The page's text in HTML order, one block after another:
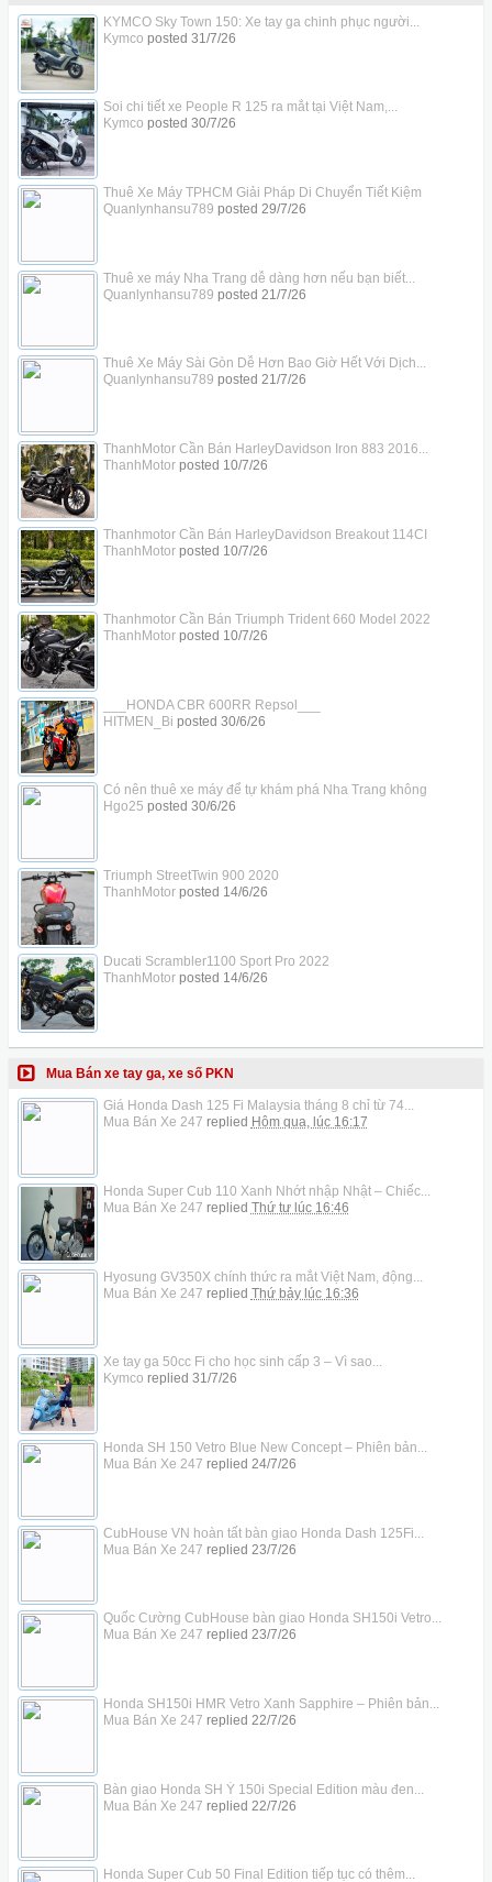
KYMCO Sky Town 150: Xe tay ga chinh phục người...
Kymco posted 31/7/26
Soi chi tiết xe People R 125 ra mắt tại Việt Nam,...
Kymco posted 30/7/26
Thuê Xe Máy TPHCM Giải Pháp Di Chuyển Tiết Kiệm
Quanlynhansu789 posted 29/7/26
Thuê xe máy Nha Trang dễ dàng hơn nếu bạn biết...
Quanlynhansu789 posted 21/7/26
Thuê Xe Máy Sài Gòn Dễ Hơn Bao Giờ Hết Với Dịch...
Quanlynhansu789 posted 21/7/26
ThanhMotor Cần Bán HarleyDavidson Iron 883 2016...
ThanhMotorposted 10/7/26
Thanhmotor Cần Bán HarleyDavidson Breakout 114CI
ThanhMotorposted 10/7/26
Thanhmotor Cần Bán Triumph Trident 660 Model 2022
ThanhMotorposted 10/7/26
___HONDA CBR 600RR Repsol___
HITMEN_Bi posted 30/6/26
Có nên thuê xe máy để tự khám phá Nha Trang không
Hgo25 posted 30/6/26
Triumph StreetTwin 900 2020
ThanhMotorposted 14/6/26
Ducati Scrambler1100 Sport Pro 2022
ThanhMotorposted 14/6/26
Mua Bán xe tay ga, xe số PKN
Giá Honda Dash 125 Fi Malaysia tháng 8 chỉ từ 74...
Mua Bán Xe 247 replied Hôm qua, lúc 16:17
Honda Super Cub 110 Xanh Nhớt nhập Nhật – Chiếc...
Mua Bán Xe 247 replied Thứ tư lúc 16:46
Hyosung GV350X chính thức ra mắt Việt Nam, động...
Mua Bán Xe 247 replied Thứ bảy lúc 16:36
Xe tay ga 50cc Fi cho học sinh cấp 3 – Vì sao...
Kymco replied 31/7/26
Honda SH 150 Vetro Blue New Concept – Phiên bản...
Mua Bán Xe 247 replied 24/7/26
CubHouse VN hoàn tất bàn giao Honda Dash 125Fi...
Mua Bán Xe 247 replied 23/7/26
Quốc Cường CubHouse bàn giao Honda SH150i Vetro...
Mua Bán Xe 247 replied 23/7/26
Honda SH150i HMR Vetro Xanh Sapphire – Phiên bản...
Mua Bán Xe 247 replied 22/7/26
Bàn giao Honda SH Ý 150i Special Edition màu đen...
Mua Bán Xe 247 replied 22/7/26
Honda Super Cub 50 Final Edition tiếp tục có thêm...